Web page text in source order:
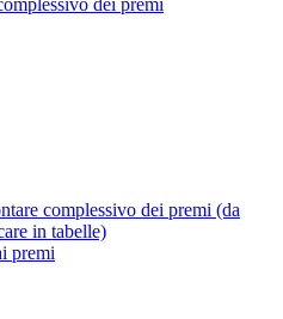
dei premi
complessivo dei premi (da
in tabelle)
premi